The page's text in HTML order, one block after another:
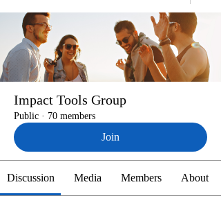
Impact Tools Group
Public · 70 members
Join
Discussion Media Members About